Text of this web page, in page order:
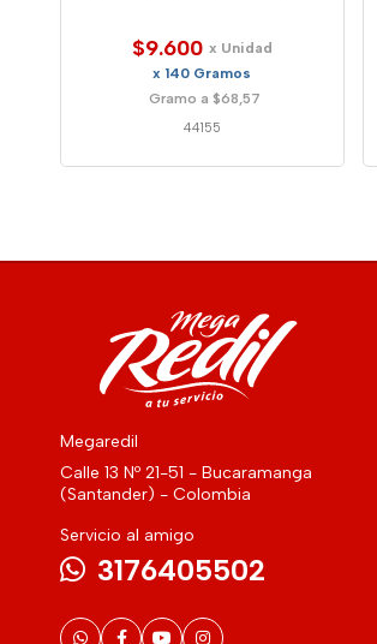
$9.600 x Unidad
x 140 Gramos
Gramo a $68,57
44155
Megaredil
Calle 13 Nº 21-51 - Bucaramanga
(Santander) - Colombia
Servicio al amigo
3176405502